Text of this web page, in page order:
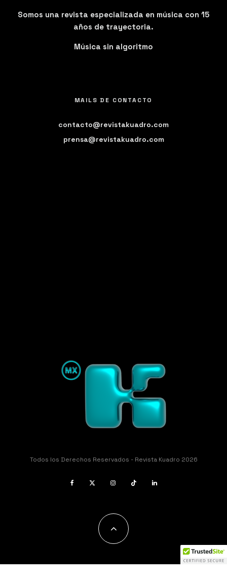
Somos una revista especializada en música con 15
años de trayectoria.
Música sin algoritmo
MAILS DE CONTACTO
contacto@revistakuadro.com
prensa@revistakuadro.com
Todos los Derechos Reservados - Revista Kuadro 2026